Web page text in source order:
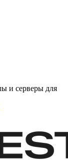
и серверы для